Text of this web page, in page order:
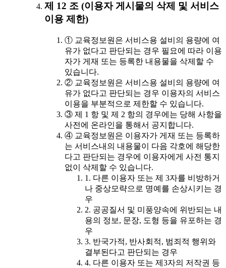
제 12 조 (이용자 게시물의 삭제 및 서비스
이용 제한)
① 교육정보원은 서비스용 설비의 용량에 여
유가 없다고 판단되는 경우 필요에 따라 이용
자가 게재 또는 등록한 내용물을 삭제할 수
있습니다.
② 교육정보원은 서비스용 설비의 용량에 여
유가 없다고 판단되는 경우 이용자의 서비스
이용을 부분적으로 제한할 수 있습니다.
③ 제 1 항 및 제 2 항의 경우에는 당해 사항을
사전에 온라인을 통해서 공지합니다.
④ 교육정보원은 이용자가 게재 또는 등록하
는 서비스내의 내용물이 다음 각호에 해당한
다고 판단되는 경우에 이용자에게 사전 통지
없이 삭제할 수 있습니다.
1. 다른 이용자 또는 제 3자를 비방하거
나 중상모략으로 명예를 손상시키는 경
우
2. 공공질서 및 미풍양속에 위반되는 내
용의 정보, 문장, 도형 등을 유포하는 경
우
3. 반국가적, 반사회적, 범죄적 행위와
결부된다고 판단되는 경우
4. 다른 이용자 또는 제3자의 저작권 등